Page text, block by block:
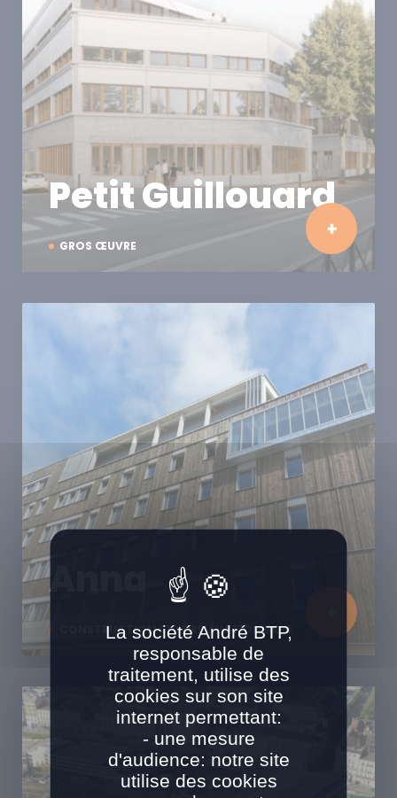
GROS ŒUVRE
Petit Guillouard
CONSTRUCTION ET SURÉLÉVATION BOIS
Anna
La société André BTP,
responsable de
traitement, utilise des
cookies sur son site
internet permettant:
- une mesure
d'audience: notre site
utilise des cookies